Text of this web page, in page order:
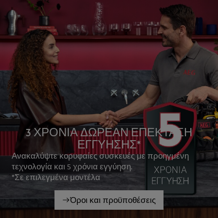
3 ΧΡΟΝΙΑ ΔΩΡΕΑΝ ΕΠΕΚΤΑΣΗ
ΕΓΓΥΗΣΗΣ*
Ανακαλύψτε κορυφαίες συσκευές με προηγμένη
τεχνολογία και 5 χρόνια εγγύηση.
*Σε επιλεγμένα μοντέλα
Όροι και προϋποθέσεις